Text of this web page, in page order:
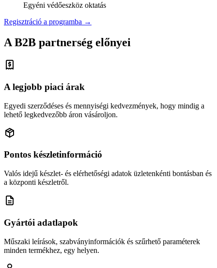
Egyéni védőeszköz oktatás
Regisztráció a programba →
A B2B partnerség előnyei
A legjobb piaci árak
Egyedi szerződéses és mennyiségi kedvezmények, hogy mindig a
lehető legkedvezőbb áron vásároljon.
Pontos készletinformáció
Valós idejű készlet- és elérhetőségi adatok üzletenkénti bontásban és
a központi készletről.
Gyártói adatlapok
Műszaki leírások, szabványinformációk és szűrhető paraméterek
minden termékhez, egy helyen.